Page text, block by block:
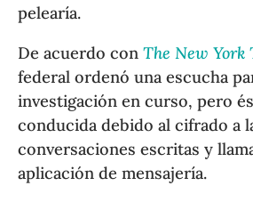
pelearía.
De acuerdo conThe New York
federal ordenó una escucha
investigación en curso, pero
conducida debido al cifrado a
conversaciones escritas y
aplicación de mensajería.